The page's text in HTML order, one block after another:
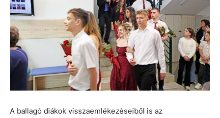
A ballagó diákok visszaemlékezéseiből is az